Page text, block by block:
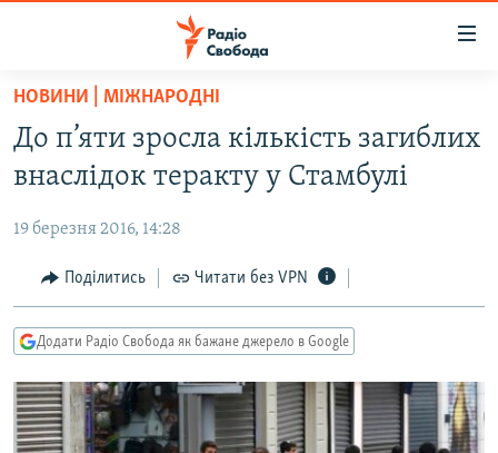
Перейти
основного
матеріалу
до
навігації
Перейти
до
РАДІО СВОБОДА – 70 РОКІВ
ВСЕ ЗА ДОБУ
ПОЛІТИКА
ЕКОНОМІКА
КУЛЬТУРА
СПОРТ
УКРАЇНА
ВІЙНА
РОСІЙСЬКА «ФІЛЬТРАЦІЯ»
КРИМ.РЕАЛІЇ
ТИ ЯК?
СХЕМИ
НОВИНИ | МІЖНАРОДНІ
До п’яти зросла кількість загиблих
внаслідок теракту у Стамбулі
19 березня 2016, 14:28
Поділитись Читати без VPN
Додати Радіо Свобода як бажане джерело в Google